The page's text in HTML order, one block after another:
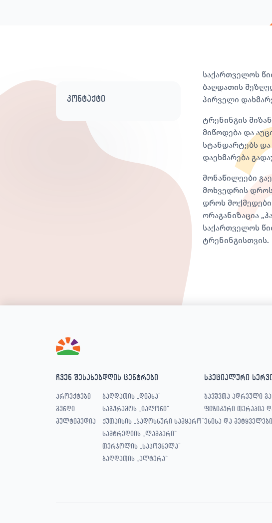
კონტაქტი
საქართველოს
ბაღდათის
პირველი
ტრენინგის
მიწოდება და
სტანდარტებს
დაეხმარება
მონაწილეები
მოხვედრის დროს
დროს
ორაგანიზაცია
საქართველოს
ტრენინგისთვის.
ჩვენ შესახებ
პროექტები
გუნდი
მულტიმედია
დღის ცენტრები
ბაღდათის „დიმნა“
საგურამოს „იალონი“
ქუთაისის „ჯადოსნური სამყარო“
სამტრედიის „ლამპარი“
თერჯოლის „საპოვნელა“
ბაღდათის „ალტერა“
სპეციალური
ბავშვთა ადრეული
ფიზიკური თერაპია
ენისა და